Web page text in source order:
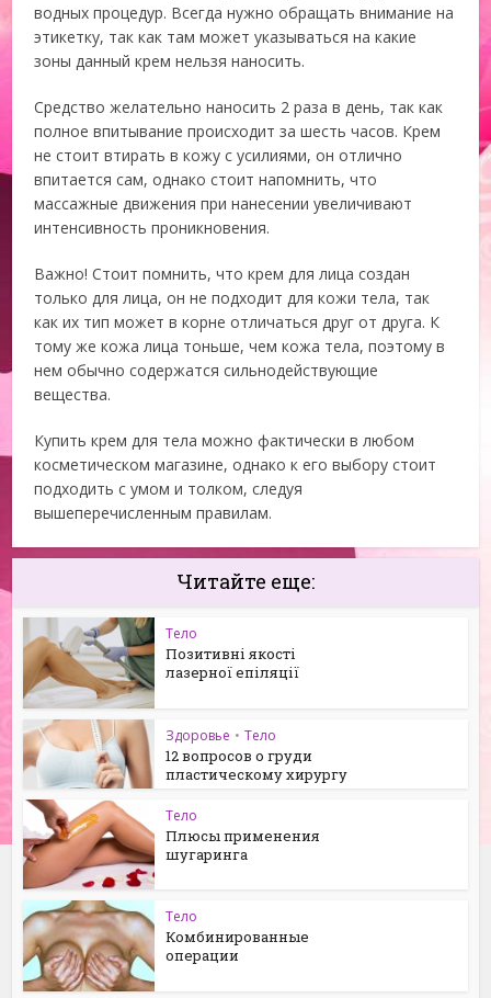
водных процедур. Всегда нужно обращать внимание на
этикетку, так как там может указываться на какие
зоны данный крем нельзя наносить.
Средство желательно наносить 2 раза в день, так как
полное впитывание происходит за шесть часов. Крем
не стоит втирать в кожу с усилиями, он отлично
впитается сам, однако стоит напомнить, что
массажные движения при нанесении увеличивают
интенсивность проникновения.
Важно! Стоит помнить, что крем для лица создан
только для лица, он не подходит для кожи тела, так
как их тип может в корне отличаться друг от друга. К
тому же кожа лица тоньше, чем кожа тела, поэтому в
нем обычно содержатся сильнодействующие
вещества.
Купить крем для тела можно фактически в любом
косметическом магазине, однако к его выбору стоит
подходить с умом и толком, следуя
вышеперечисленным правилам.
Читайте еще:
Тело
Позитивні якості
лазерної епіляції
Здоровье • Тело
12 вопросов о груди
пластическому хирургу
Тело
Плюсы применения
шугаринга
Тело
Комбинированные
операции